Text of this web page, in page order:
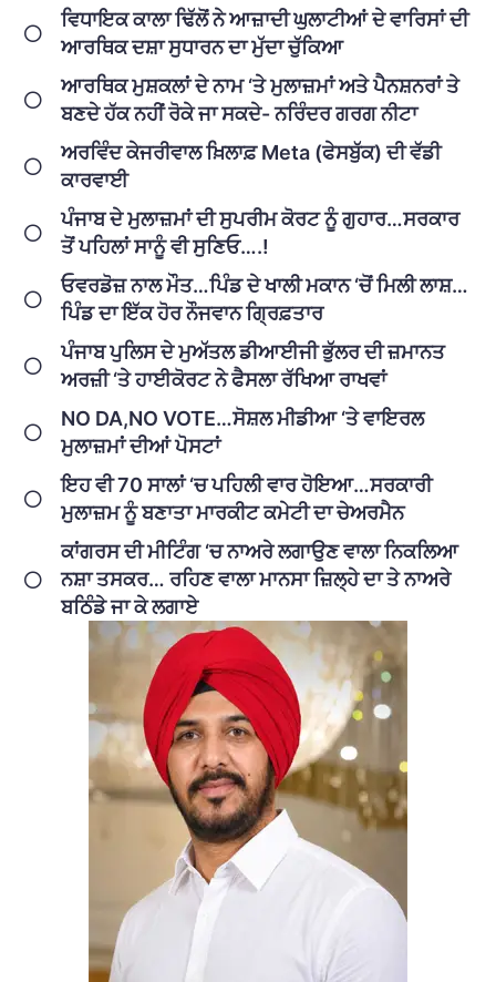
ਵਿਧਾਇਕ ਕਾਲਾ ਢਿੱਲੋਂ ਨੇ ਆਜ਼ਾਦੀ ਘੁਲਾਟੀਆਂ ਦੇ ਵਾਰਿਸਾਂ ਦੀ
ਆਰਥਿਕ ਦਸ਼ਾ ਸੁਧਾਰਨ ਦਾ ਮੁੱਦਾ ਚੁੱਕਿਆ
ਆਰਥਿਕ ਮੁਸ਼ਕਲਾਂ ਦੇ ਨਾਮ ‘ਤੇ ਮੁਲਾਜ਼ਮਾਂ ਅਤੇ ਪੈਨਸ਼ਨਰਾਂ ਤੇ
ਬਣਦੇ ਹੱਕ ਨਹੀਂ ਰੋਕੇ ਜਾ ਸਕਦੇ- ਨਰਿੰਦਰ ਗਰਗ ਨੀਟਾ
ਅਰਵਿੰਦ ਕੇਜਰੀਵਾਲ ਖ਼ਿਲਾਫ਼ Meta (ਫੇਸਬੁੱਕ) ਦੀ ਵੱਡੀ
ਕਾਰਵਾਈ
ਪੰਜਾਬ ਦੇ ਮੁਲਾਜ਼ਮਾਂ ਦੀ ਸੁਪਰੀਮ ਕੋਰਟ ਨੂੰ ਗੁਹਾਰ…ਸਰਕਾਰ
ਤੋਂ ਪਹਿਲਾਂ ਸਾਨੂੰ ਵੀ ਸੁਣਿਓ….!
ਓਵਰਡੋਜ਼ ਨਾਲ ਮੌਤ…ਪਿੰਡ ਦੇ ਖਾਲੀ ਮਕਾਨ ‘ਚੋਂ ਮਿਲੀ ਲਾਸ਼…
ਪਿੰਡ ਦਾ ਇੱਕ ਹੋਰ ਨੌਜਵਾਨ ਗ੍ਰਿਫ਼ਤਾਰ
ਪੰਜਾਬ ਪੁਲਿਸ ਦੇ ਮੁਅੱਤਲ ਡੀਆਈਜੀ ਭੁੱਲਰ ਦੀ ਜ਼ਮਾਨਤ
ਅਰਜ਼ੀ ‘ਤੇ ਹਾਈਕੋਰਟ ਨੇ ਫੈਸਲਾ ਰੱਖਿਆ ਰਾਖਵਾਂ
NO DA,NO VOTE…ਸੋਸ਼ਲ ਮੀਡੀਆ ‘ਤੇ ਵਾਇਰਲ
ਮੁਲਾਜ਼ਮਾਂ ਦੀਆਂ ਪੋਸਟਾਂ
ਇਹ ਵੀ 70 ਸਾਲਾਂ ‘ਚ ਪਹਿਲੀ ਵਾਰ ਹੋਇਆ…ਸਰਕਾਰੀ
ਮੁਲਾਜ਼ਮ ਨੂੰ ਬਣਾਤਾ ਮਾਰਕੀਟ ਕਮੇਟੀ ਦਾ ਚੇਅਰਮੈਨ
ਕਾਂਗਰਸ ਦੀ ਮੀਟਿੰਗ ‘ਚ ਨਾਅਰੇ ਲਗਾਉਣ ਵਾਲਾ ਨਿਕਲਿਆ
ਨਸ਼ਾ ਤਸਕਰ… ਰਹਿਣ ਵਾਲਾ ਮਾਨਸਾ ਜ਼ਿਲ੍ਹੇ ਦਾ ਤੇ ਨਾਅਰੇ
ਬਠਿੰਡੇ ਜਾ ਕੇ ਲਗਾਏ